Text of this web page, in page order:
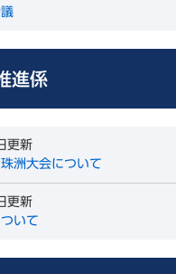
進係
更新
洲大会について
更新
いて